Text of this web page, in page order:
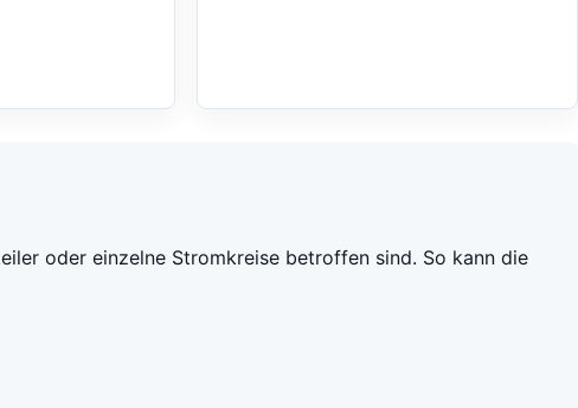
oder einzelne Stromkreise betroffen sind. So kann die